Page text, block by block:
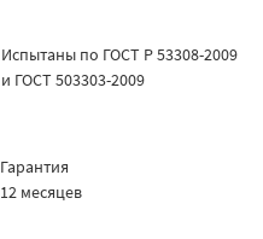
Испытаны по ГОСТ Р 53308-2009
и ГОСТ 503303-2009
Гарантия
12 месяцев